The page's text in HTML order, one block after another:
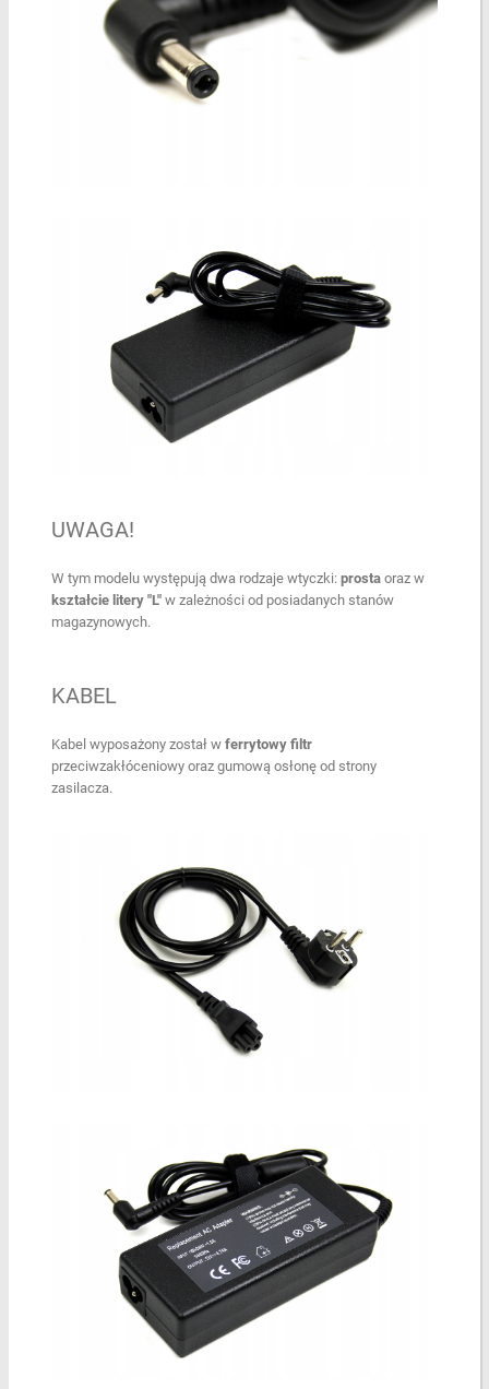
UWAGA!
W tym modelu występują dwa rodzaje wtyczki: prosta oraz w
kształcie litery "L"w zależności od posiadanych stanów
magazynowych.
KABEL
Kabel wyposażony został w ferrytowy filtr
przeciwzakłóceniowy oraz gumową osłonę od strony
zasilacza.